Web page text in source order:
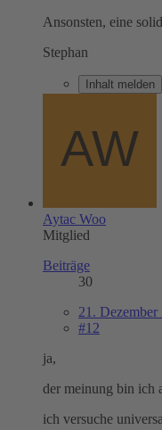
Ansonsten, eine
Stephan
Inhalt melden
Aytac Woo
Mitglied
Beiträge
30
21.
#12
ja,
der meinung bin ich
ich versuche